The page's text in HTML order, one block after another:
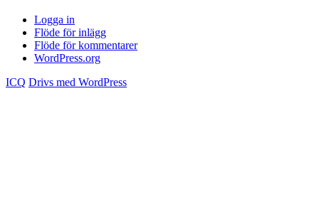
Logga in
Flöde för inlägg
Flöde för kommentarer
WordPress.org
ICQ Drivs med WordPress